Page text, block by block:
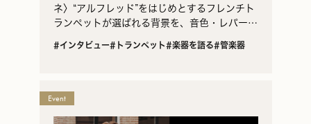
音色・文化背景
ネ〉“アルフレッド”をはじめとするフレンチト
ランペットが選ばれる背景を、音色・レパート
ンタビューで探る記事。
#インタビュー#トランペット#楽器を語る#管楽器
Event